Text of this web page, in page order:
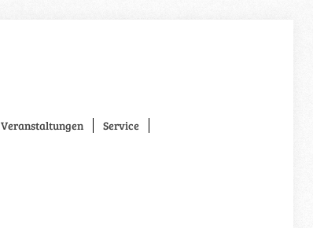
Veranstaltungen Service